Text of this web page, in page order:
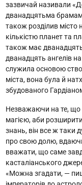
зазвичай називали
дванадцятьма
також розділив місто
кількістю планет та
також має дванадцять
дванадцять ангелів
служила основою
міста, вона була й
збудованого
Незважаючи на те, що
магією, аби
знань, він все ж таки
про свою долю,
вважати, що саме
касталіанського
«Можна згадати, —